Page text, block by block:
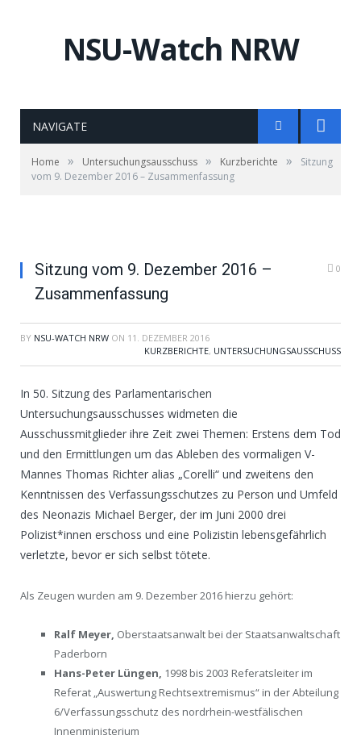
NSU-Watch NRW
NAVIGATE
Home » Untersuchungsausschuss » Kurzberichte »
Sitzung
vom 9. Dezember 2016 – Zusammenfassung
Sitzung vom 9. Dezember 2016 –
Zusammenfassung
0
BY NSU-WATCH NRW ON 11. DEZEMBER 2016
KURZBERICHTE, UNTERSUCHUNGSAUSSCHUSS
In 50. Sitzung des Parlamentarischen
Untersuchungsausschusses widmeten die
Ausschussmitglieder ihre Zeit zwei Themen: Erstens dem Tod
und den Ermittlungen um das Ableben des vormaligen V-
Mannes Thomas Richter alias „Corelli“ und zweitens den
Kenntnissen des Verfassungsschutzes zu Person und Umfeld
des Neonazis Michael Berger, der im Juni 2000 drei
Polizist*innen erschoss und eine Polizistin lebensgefährlich
verletzte, bevor er sich selbst tötete.
Als Zeugen wurden am 9. Dezember 2016 hierzu gehört:
Ralf Meyer, Oberstaatsanwalt bei der Staatsanwaltschaft
Paderborn
Hans-Peter Lüngen, 1998 bis 2003 Referatsleiter im
Referat „Auswertung Rechtsextremismus“ in der Abteilung
6/Verfassungsschutz des nordrhein-westfälischen
Innenministerium